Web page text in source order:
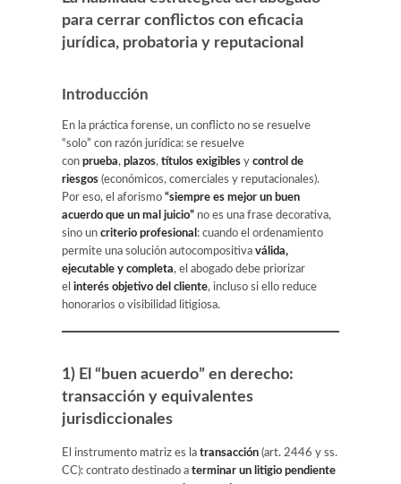
para cerrar conflictos con eficacia
jurídica, probatoria y reputacional
Introducción
En la práctica forense, un conflicto no se resuelve
“solo” con razón jurídica: se resuelve
con prueba, plazos, títulos exigibles y control de
riesgos (económicos, comerciales y reputacionales).
Por eso, el aforismo “siempre es mejor un buen
acuerdo que un mal juicio” no es una frase decorativa,
sino un criterio profesional : cuando el ordenamiento
permite una solución autocompositiva válida,
ejecutable y completa, el abogado debe priorizar
el interés objetivo del cliente, incluso si ello reduce
honorarios o visibilidad litigiosa.
1) El “buen acuerdo” en derecho:
transacción y equivalentes
jurisdiccionales
El instrumento matriz es la transacción (art. 2446 y ss.
CC): contrato destinado a terminar un litigio pendiente